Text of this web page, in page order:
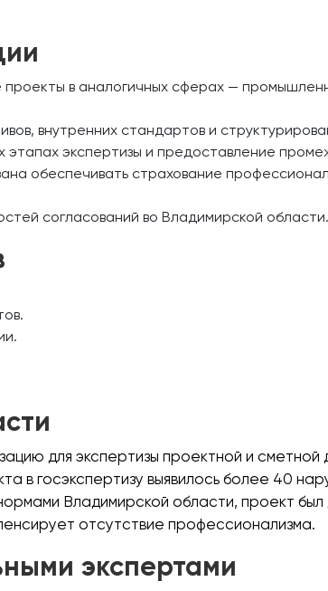
в аналогичных сферах —
внутренних стандартов и
экспертизы и предоставление
обеспечивать страхование
согласований во Владимирской области.
для экспертизы проектной и сметной
в госэкспертизу выявилось более 40
Владимирской области, проект
отсутствие профессионализма.
экспертами